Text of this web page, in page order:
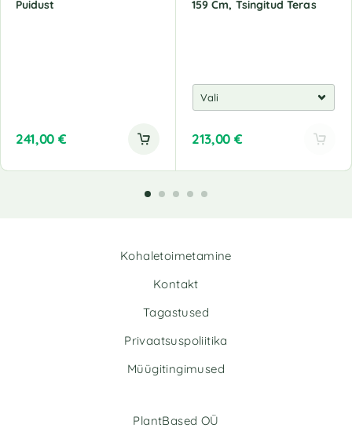
Puidust
241,00 €
159 Cm, Tsingitud Teras
213,00 €
t
a
t
v
:
Kohaletoimetamine
Kontakt
Tagastused
Privaatsuspoliitika
Müügitingimused
PlantBased OÜ